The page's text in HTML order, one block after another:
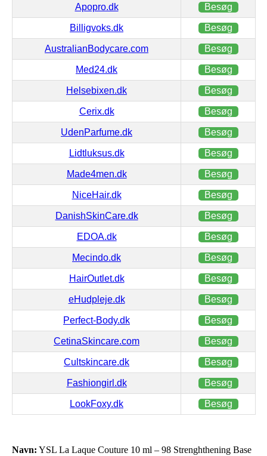
Apopro.dk Besøg
Billigvoks.dk Besøg
AustralianBodycare.com Besøg
Med24.dk Besøg
Helsebixen.dk Besøg
Cerix.dk Besøg
UdenParfume.dk Besøg
Lidtluksus.dk Besøg
Made4men.dk Besøg
NiceHair.dk Besøg
DanishSkinCare.dk Besøg
EDOA.dk Besøg
Mecindo.dk Besøg
HairOutlet.dk Besøg
eHudpleje.dk Besøg
Perfect-Body.dk Besøg
CetinaSkincare.com Besøg
Cultskincare.dk Besøg
Fashiongirl.dk Besøg
LookFoxy.dk Besøg
Navn: YSL La Laque Couture 10 ml – 98 Strenghthening Base